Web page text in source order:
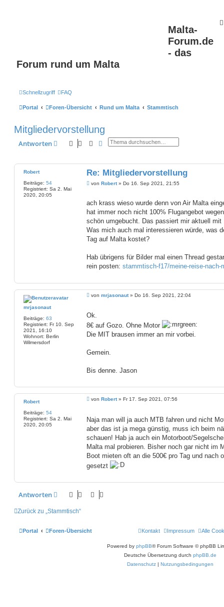
Malta-
Forum.de
- das
Forum rund um Malta
Schnellzugriff FAQ
Portal Foren-Übersicht Rund um Malta Stammtisch
Mitgliedervorstellung
Antworten SucheErweiterte Suche
Robert
Beiträge: 54
Registriert: Sa 2. Mai
2020, 20:05
Re: Mitgliedervorstellung
B
t
r
a
g
von Robert» Do 16. Sep 2021, 21:55
ach krass wieso wurde denn von Air Malta
hat immer noch nicht 100% Flugangebot
schön umgebucht. Das passiert mir aktuell mit
Was mich auch mal interessieren würde, was
Tag auf Malta kostet?
Hab übrigens für Bilder mal einen Thread
rein posten: stammtisch-f17/meine-reise-nach-
mrjasonaut
Beiträge: 63
Registriert: Fr 10. Sep
2021, 16:10
Wohnort: Berlin
Wilmersdorf
B
t
r
a
g
von mrjasonaut» Do 16. Sep 2021, 22:04
Ok.
8€ auf Gozo. Ohne Motor
Die MIT brausen immer an mir vorbei.
Gemein.
Bis denne. Jason
Robert
Beiträge: 54
Registriert: Sa 2. Mai
2020, 20:05
B
t
r
a
von Robert» Fr 17. Sep 2021, 07:56
Naja man will ja auch MTB fahren und nicht
aber das ist ja mega günstig, muss ich beim
schauen! Hab ja auch ein Motorboot/
Malta mal probieren. Bisher noch gar nicht im
Boot mieten oft an die 500€ pro Tag und nach
gesetzt
Antworten
Zurück zu „Stammtisch“
Portal Foren-Übersicht Alle
Impressum
Kontakt
Powered by phpBB® Forum Software © phpBB
Deutsche Übersetzung durch phpBB.de
Datenschutz | Nutzungsbedingungen